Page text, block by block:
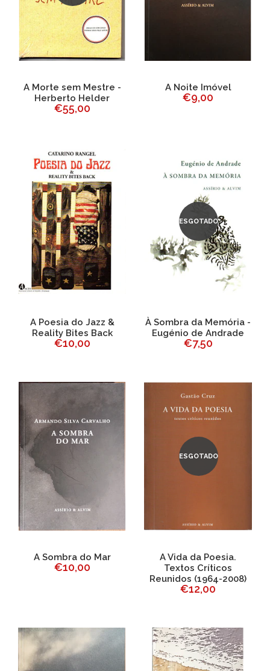
A Morte sem Mestre -
Herberto Helder
€55,00
A Noite Imóvel
€9,00
A Poesia do Jazz &
Reality Bites Back
€10,00
ESGOTADO
À Sombra da Memória -
Eugénio de Andrade
€7,50
A Sombra do Mar
€10,00
ESGOTADO
A Vida da Poesia.
Textos Críticos
Reunidos (1964-2008)
€12,00